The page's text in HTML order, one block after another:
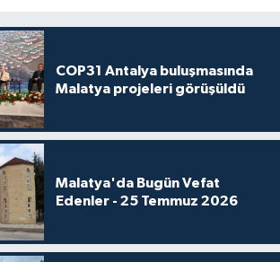
COP31 Antalya buluşmasında
Malatya projeleri görüşüldü
Malatya'da Bugün Vefat
Edenler - 25 Temmuz 2026